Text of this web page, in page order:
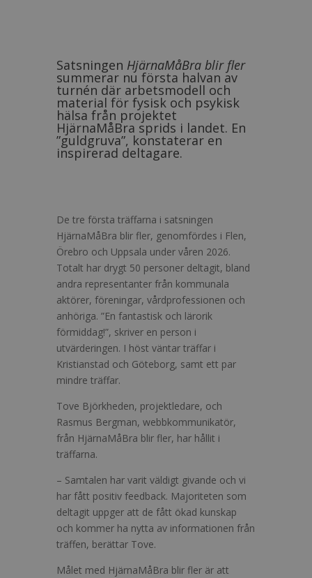
Satsningen HjärnaMåBra blir fler
summerar nu första halvan av
turnén där arbetsmodell och
material för fysisk och psykisk
hälsa från projektet
HjärnaMåBra sprids i landet. En
”guldgruva”, konstaterar en
inspirerad deltagare.
De tre första träffarna i satsningen
HjärnaMåBra blir fler, genomfördes i Flen,
Örebro och Uppsala under våren 2026.
Totalt har drygt 50 personer deltagit, bland
andra representanter från kommunala
aktörer, föreningar, vårdprofessionen och
anhöriga. ”En fantastisk och lärorik
förmiddag!”, skriver en person i
utvärderingen. I höst väntar träffar i
Kristianstad och Göteborg, samt ett par
mindre träffar.
Tove Björkheden, projektledare, och
Rasmus Bergman, webbkommunikatör,
från HjärnaMåBra blir fler, har hållit i
träffarna.
– Samtalen har varit väldigt givande och vi
har fått positiv feedback. Majoriteten som
deltagit uppger att de fått ökad kunskap
och kommer ha nytta av informationen från
träffen, berättar Tove.
Målet med HjärnaMåBra blir fler är att